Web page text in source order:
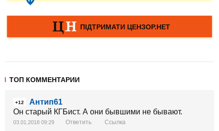
ТОП КОММЕНТАРИИ
+12
Антип61
Он старый КГБист. А они бывшими не бывают.
03.01.2018 09:29 Ответить Ссылка